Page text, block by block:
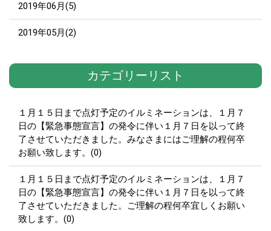
2019年06月(5)
2019年05月(2)
カテゴリーリスト
１月１５日まで点灯予定のイルミネーションは、１月７
日の【緊急事態宣言】の発令に伴い１月７日を以って終
了させていただきました。みなさまにはご理解の程何卒
お願い致します。(0)
１月１５日まで点灯予定のイルミネーションは、１月７
日の【緊急事態宣言】の発令に伴い１月７日を以って終
了させていただきました。ご理解の程何卒宜しくお願い
致します。(0)